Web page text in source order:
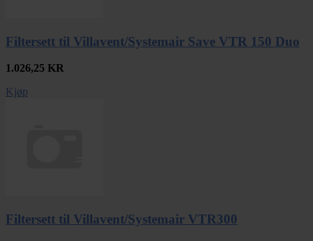
Filtersett til Villavent/Systemair Save VTR 150 Duo
1.026,25 KR
Kjøp
Filtersett til Villavent/Systemair VTR300